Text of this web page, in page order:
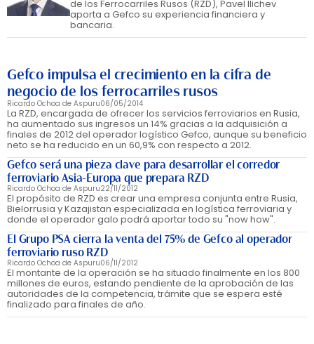
de los Ferrocarriles Rusos (RZD), Pavel Ilichev
aporta a Gefco su experiencia financiera y
bancaria.
Gefco impulsa el crecimiento en la cifra de
negocio de los ferrocarriles rusos
Ricardo Ochoa de Aspuru06/05/2014
La RZD, encargada de ofrecer los servicios ferroviarios en Rusia,
ha aumentado sus ingresos un 14% gracias a la adquisición a
finales de 2012 del operador logístico Gefco, aunque su beneficio
neto se ha reducido en un 60,9% con respecto a 2012.
Gefco será una pieza clave para desarrollar el corredor
ferroviario Asia-Europa que prepara RZD
Ricardo Ochoa de Aspuru22/11/2012
El propósito de RZD es crear una empresa conjunta entre Rusia,
Bielorrusia y Kazajistan especializada en logística ferroviaria y
donde el operador galo podrá aportar todo su "now how".
El Grupo PSA cierra la venta del 75% de Gefco al operador
ferroviario ruso RZD
Ricardo Ochoa de Aspuru06/11/2012
El montante de la operación se ha situado finalmente en los 800
millones de euros, estando pendiente de la aprobación de las
autoridades de la competencia, trámite que se espera esté
finalizado para finales de año.